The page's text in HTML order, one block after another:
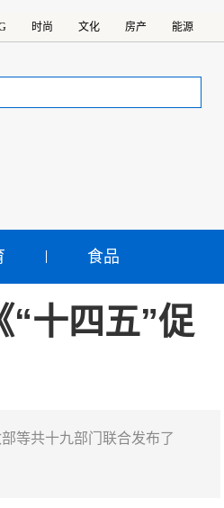
时尚 文化 房产 能源
食品
“十四五”促
等共十九部门联合发布了